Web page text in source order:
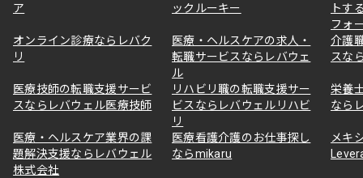
ア
ックルーキー
トす
フォ
オンライン診療ならレバク
リ
医療・ヘルスケアの求人・
転職サービスならレバウェ
ル
介護
スな
医療技師の転職支援サービ
スならレバウェル医療技師
リハビリ職の転職支援サー
ビスならレバウェルリハビ
リ
栄養
なら
医療・ヘルスケア業界の課
題解決支援ならレバウェル
株式会社
医療看護介護のお仕事探し
ならmikaru
メキ